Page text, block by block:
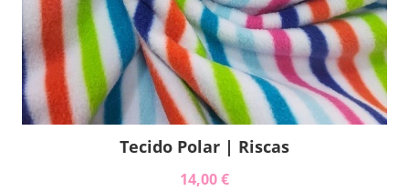
Tecido Polar | Riscas
14,00 €